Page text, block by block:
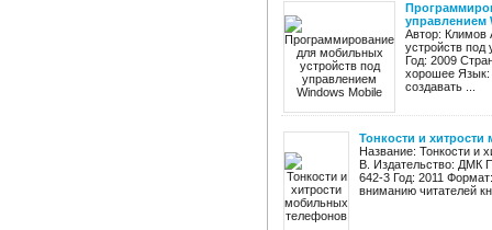
управлением
Автор: Климов
устройств под
Год: 2009
хорошее Язык:
создавать ...
Тонкости и
Название: Тонкости и
В. Издательство: ДМК
642-3 Год: 2011
вниманию читателей